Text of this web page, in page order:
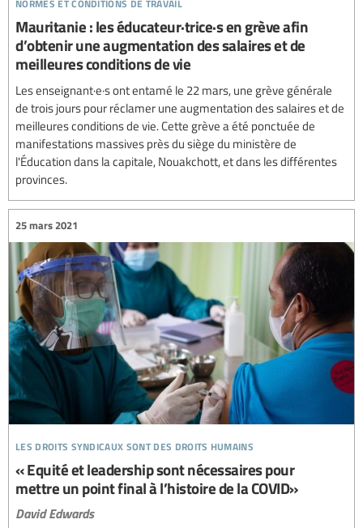
Mauritanie : les éducateur·trice·s en grève afin
d’obtenir une augmentation des salaires et de
meilleures conditions de vie
Les enseignant·e·s ont entamé le 22 mars, une grève générale
de trois jours pour réclamer une augmentation des salaires et de
meilleures conditions de vie. Cette grève a été ponctuée de
manifestations massives près du siège du ministère de
l'Éducation dans la capitale, Nouakchott, et dans les différentes
provinces.
les droits syndicaux sont des droits humains
25 mars 2021
« Equité et leadership sont nécessaires pour
mettre un point final à l’histoire de la COVID»
David Edwards